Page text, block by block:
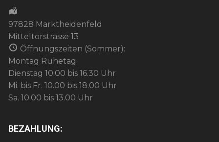
97828 Marktheidenfeld
Mitteltorstrasse 13
Öffnungszeiten (Sommer):
Montag Ruhetag
Dienstag 10.00 bis 16.30 Uhr
Mi. bis Fr. 10.00 bis 18.00 Uhr
Sa. 10.00 bis 13.00 Uhr
BEZAHLUNG: